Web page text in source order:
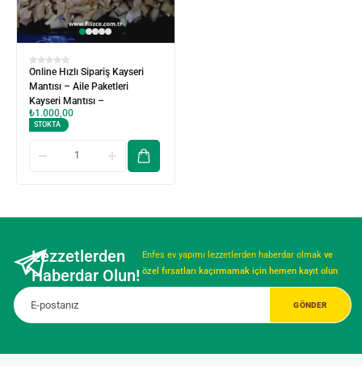
Online Hızlı Sipariş Kayseri
Mantısı – Aile Paketleri
Kayseri Mantısı –
₺1.000,00
STOKTA
Lezzetlerden
Haberdar Olun!
Enfes ev yapımı lezzetlerden haberdar olmak ve
özel fırsatları kaçırmamak için hemen kayıt olun